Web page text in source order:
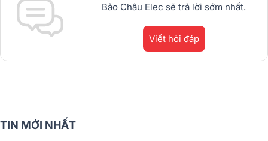
Bảo Châu Elec sẽ trả lời sớm nhất.
Viết hỏi đáp
TIN MỚI NHẤT